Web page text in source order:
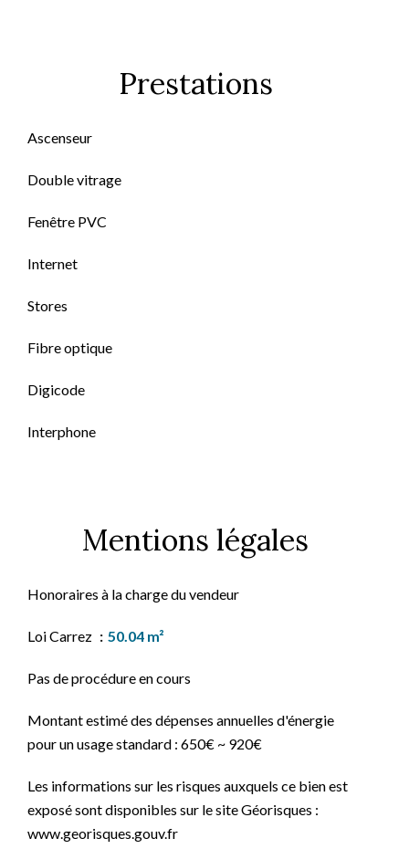
Prestations
Ascenseur
Double vitrage
Fenêtre PVC
Internet
Stores
Fibre optique
Digicode
Interphone
Mentions légales
Honoraires à la charge du vendeur
Loi Carrez 50.04 m²
Pas de procédure en cours
Montant estimé des dépenses annuelles d'énergie
pour un usage standard : 650€ ~ 920€
Les informations sur les risques auxquels ce bien est
exposé sont disponibles sur le site Géorisques :
www.georisques.gouv.fr